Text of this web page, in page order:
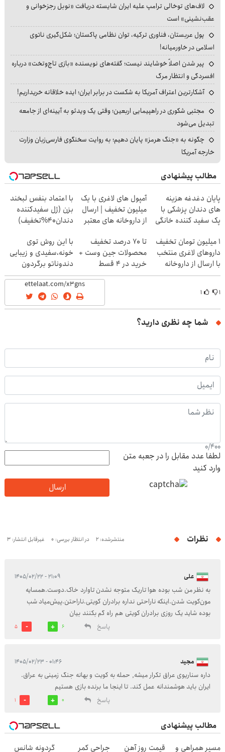
لاف‌های توخالی ترامپ علیه ایران شایسته دریافت «نوبل رجزخوانی و
عقب‌نشینی» است
پول عربستان، فناوری ترکیه، توان نظامی پاکستان؛ شکل‌گیری ناتوی
اسلامی در خاورمیانه!
پیر شدن اصلاً خوشایند نیست؛ گفته‌های نویسنده «بازی تاج‌وتخت» درباره
افسردگی و انتظار مرگ
آشکارترین اعتراف آمریکا به شکست در برابر ایران؛ ایده خلاقانه خریداریم!
مجتبی شکوری در راهپیمایی اربعین؛ وقتی یک ویدئو به آیینه‌ای از جامعه
تبدیل می‌شود
چگونه به «جنگ هرمز» پایان دهیم؛ به روایت سخنگوی فارسی‌زبان وزارت
خارجه آمریکا
مطالب پیشنهادی
پایان دغدغه هزینه
های دندان پزشکی با
پک سفید کننده خانگی
آمپول های لاغری با یک
میلیون تخفیف | ارسال
از داروخانه های معتبر
با اعتماد بنفس لبخند
بزن (ژل سفیدکننده
دندان40%تخفیف)
۱ میلیون تومان تخفیف
داروهای لاغری منتخب
با ارسال از داروخانه
نزدیکت
تا 70 درصد تخفیف
محصولات جین وست +
خرید در 4 قسط
با این روش توی
خونه،سفیدی و زیبایی
دندوناتو برگردون
(40%off)
۱ ۱
شما چه نظری دارید؟
0/400
لطفا عدد مقابل را در جعبه متن
وارد کنید
ارسال
نظرات منتشرشده: 2 در انتظار بررسی: 0 غیرقابل انتشار: 3
علی ۲۱:۰۹ - ۱۴۰۵/۰۲/۲۲
به نظر من شب بوده هوا تاریک متوجه نشدن تاوارد خاک.دوست.همسایه
مون‌کویت شدن.اینکه ناراحتی نداره برادران کویتی.ناراحتن.پیش‌میاد شب
بوده شاید یک روزی برادران کویتی هم راه گم بکنند بیان
پاسخ
6
5
مجید ۰۱:۴۶ - ۱۴۰۵/۰۲/۲۳
داره سناریوی عراق تکرار میشه, حمله به کویت و بهانه جنگ زمینی به عراق.
ایران باید هوشمندانه عمل کند. تا اینجا ما برنده بازی هستیم
پاسخ
0
1
مطالب پیشنهادی
مسیر همراهی و
قیمت روز آهن جراحی کمر گردونه شانس